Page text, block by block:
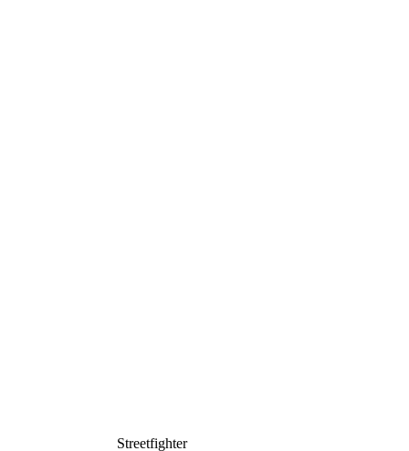
Streetfighter